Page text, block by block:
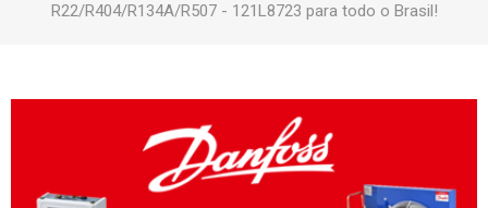
R22/R404/R134A/R507 - 121L8723 para todo o Brasil!